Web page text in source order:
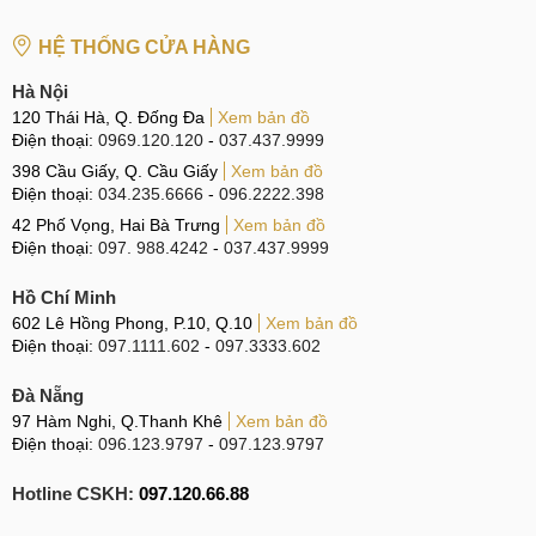
của iPad Pro 11 inch M2 (2022), nếu gặp sự cố mà không
Do đó, người dùng nên biết những nguyên nhân dẫn đến
vấn đề này và biểu hiện báo động cần thay Pin mới mà
Cần thay Pin iPad Pro 11 inch M2 (2022) khi nào?
Những dấu hiệu cảnh báo Pin iPad Pro 11 inch M2 (2022) bị
biểu hiện chi tiết như sau:
iPad Pro 11 inch M2 (2022) không nhận thiết bị sạc,
sạc mãi mà vẫn không đầy Pin.
Pin báo dung lượng ảo, sạc đầy 100% nhưng khi rút
sạc ra lại tụt giảm còn 50%.
Thời lượng sử dụng Pin ngày càng giảm và thậm chí
HỆ THỐNG CỬA HÀNG
Hà Nội
120 Thái Hà, Q. Đống Đa
Xem bản đồ
Điện thoại: 0969.120.120 - 037.437.9999
398 Cầu Giấy, Q. Cầu Giấy
Xem bản đồ
Điện thoại: 034.235.6666 - 096.2222.398
42 Phố Vọng, Hai Bà Trưng
Xem bản đồ
Điện thoại: 097. 988.4242 - 037.437.9999
Hồ Chí Minh
602 Lê Hồng Phong, P.10, Q.10
Xem bản đồ
Điện thoại: 097.1111.602 - 097.3333.602
Đà Nẵng
97 Hàm Nghi, Q.Thanh Khê
Xem bản đồ
Điện thoại: 096.123.9797 - 097.123.9797
Hotline CSKH: 097.120.66.88